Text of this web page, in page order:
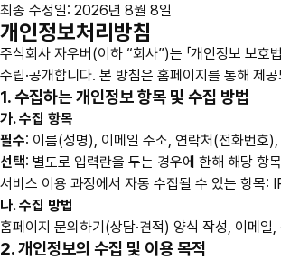
최종 수정일: 2026년 8월 8일
개인정보처리방침
주식회사 자우버(이하 “회사”)는 「개인정보 보호
수립·공개합니다. 본 방침은 홈페이지를 통해 제
1. 수집하는 개인정보 항목 및 수집 방법
가. 수집 항목
필수: 이름(성명), 이메일 주소, 연락처(전화번호),
선택: 별도로 입력란을 두는 경우에 한해 해당 항목
서비스 이용 과정에서 자동 수집될 수 있는 항목:
나. 수집 방법
홈페이지 문의하기(상담·견적) 양식 작성, 이메일,
2. 개인정보의 수집 및 이용 목적